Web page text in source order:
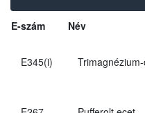
E-szám Név
E345(i)